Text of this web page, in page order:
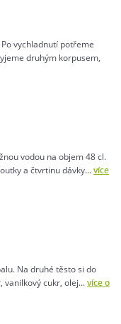
vychladnutí potřeme
druhým korpusem,
vodou na objem 48 cl.
a čtvrtinu dávky...více
Na druhé těsto si do
vanilkový cukr, olej...více o